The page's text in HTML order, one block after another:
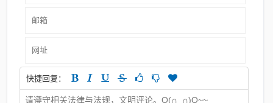
快捷回复：